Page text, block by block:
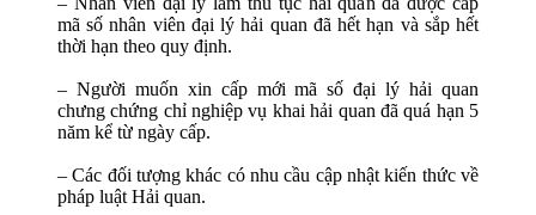
mã số nhân viên đại lý hải quan đã hết hạn và sắp hết
thời hạn theo quy định.
– Người muốn xin cấp mới mã số đại lý hải quan
chưng chứng chỉ nghiệp vụ khai hải quan đã quá hạn 5
năm kể từ ngày cấp.
– Các đối tượng khác có nhu cầu cập nhật kiến thức về
pháp luật Hải quan.